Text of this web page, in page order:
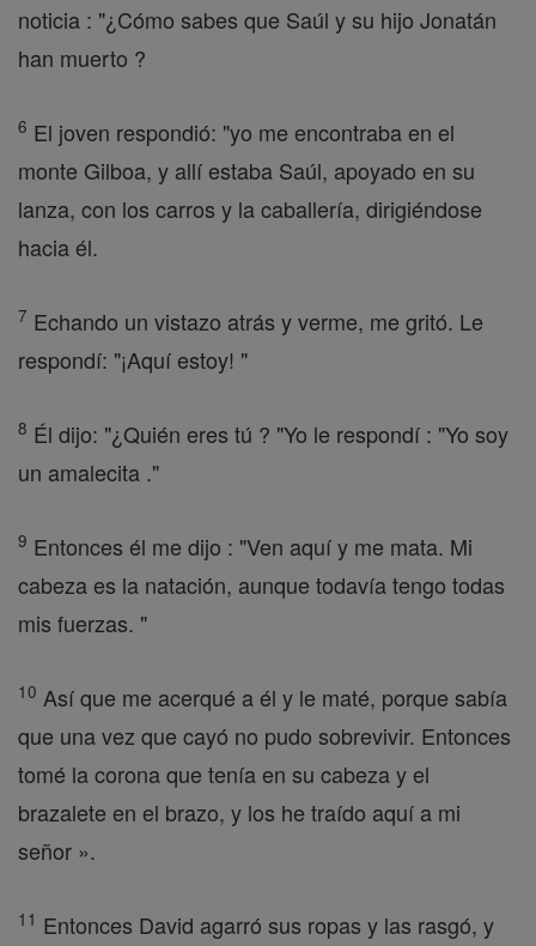
noticia : "¿Cómo sabes que Saúl y su hijo Jonatán
han muerto ?
6 El joven respondió: "yo me encontraba en el
monte Gilboa, y allí estaba Saúl, apoyado en su
lanza, con los carros y la caballería, dirigiéndose
hacia él.
7 Echando un vistazo atrás y verme, me gritó. Le
respondí: "¡Aquí estoy! "
8 Él dijo: "¿Quién eres tú ? "Yo le respondí : "Yo soy
un amalecita ."
9 Entonces él me dijo : "Ven aquí y me mata. Mi
cabeza es la natación, aunque todavía tengo todas
mis fuerzas. "
10 Así que me acerqué a él y le maté, porque sabía
que una vez que cayó no pudo sobrevivir. Entonces
tomé la corona que tenía en su cabeza y el
brazalete en el brazo, y los he traído aquí a mi
señor ».
11 Entonces David agarró sus ropas y las rasgó, y